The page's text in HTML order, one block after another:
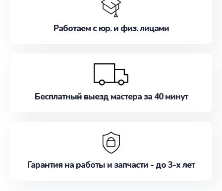
Работаем с юр. и физ. лицами
Бесплатный выезд мастера за 40 минут
Гарантия на работы и запчасти - до 3-х лет